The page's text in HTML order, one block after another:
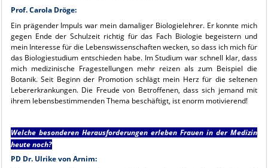
Prof. Carola Dröge:
Ein prägender Impuls war mein damaliger Biologielehrer. Er konnte mich
gegen Ende der Schulzeit richtig für das Fach Biologie begeistern und
mein Interesse für die Lebenswissenschaften wecken, so dass ich mich für
das Biologiestudium entschieden habe. Im Studium war schnell klar, dass
mich medizinische Fragestellungen mehr reizen als zum Beispiel die
Botanik. Seit Beginn der Promotion schlägt mein Herz für die seltenen
Lebererkrankungen. Die Freude von Betroffenen, dass sich jemand mit
ihrem lebensbestimmenden Thema beschäftigt, ist enorm motivierend!
Welche besonderen Herausforderungen erleben Frauen in der Medizin
heute noch?
PD Dr. Ulrike von Arnim: